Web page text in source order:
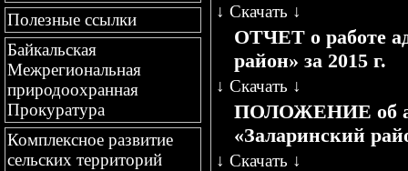
Полезные ссылки
Байкальская
Межрегиональная
природоохранная
Прокуратура
Комплексное развитие
сельских территорий
↓ Скачать ↓
ОТЧЕТ о работе
район» за 2015 г.
↓ Скачать ↓
ПОЛОЖЕНИЕ об
«Заларинский
↓ Скачать ↓